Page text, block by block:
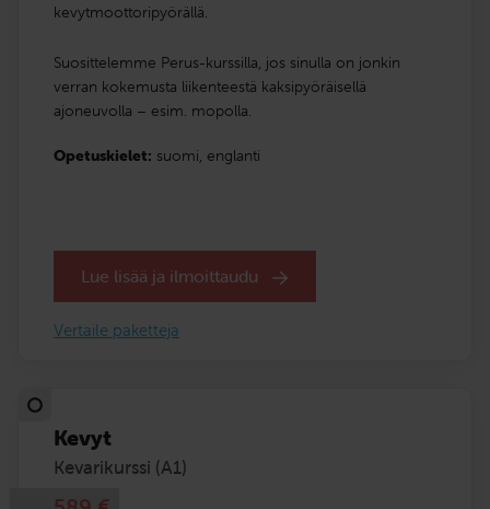
kevytmoottoripyörällä.
Suosittelemme Perus-kurssilla, jos sinulla on jonkin
verran kokemusta liikenteestä kaksipyöräisellä
ajoneuvolla – esim. mopolla.
Opetuskielet: suomi, englanti
Lue lisää ja ilmoittaudu
Vertaile paketteja
Kevyt
Kevarikurssi (A1)